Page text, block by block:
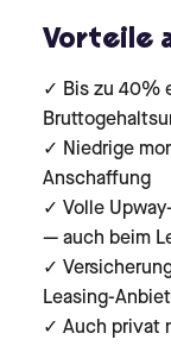
Vorteile
✓ Bis zu 40%
✓ Niedrige
Anschaffung
✓ Volle
— auch beim
✓
Leasing-
✓ Auch privat